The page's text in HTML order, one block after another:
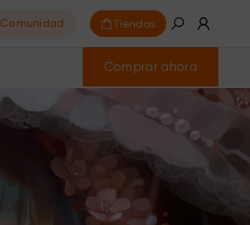
Comunidad Tiendas
Comprar ahora